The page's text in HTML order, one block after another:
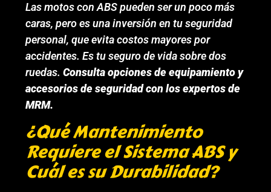
Las motos con ABS pueden ser un poco más
caras, pero es una inversión en tu seguridad
personal, que evita costos mayores por
accidentes. Es tu seguro de vida sobre dos
ruedas.Consulta opciones de equipamiento y
accesorios de seguridad con los expertos de
MRM.
¿Qué Mantenimiento
Requiere el Sistema ABS y
Cuál es su Durabilidad?